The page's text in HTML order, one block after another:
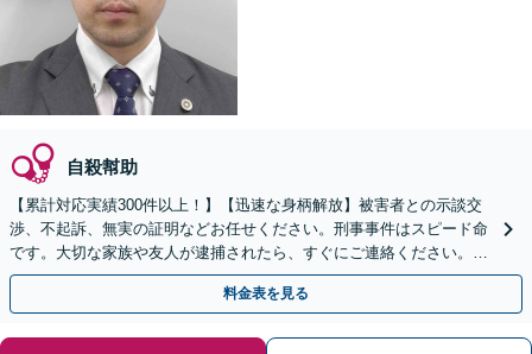
自殺幇助
【累計対応実績300件以上！】【迅速な身柄解放】被害者との示談交
渉、不起訴、無実の証明などお任せください。刑事事件はスピード命
です。大切な家族や友人が逮捕されたら、すぐにご連絡ください。
【初回相談無料】【電話相談可】【休日面談可】
料金表を見る